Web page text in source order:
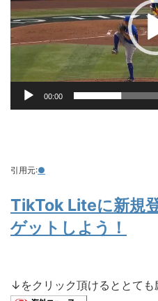
ー
ヤ
ー
00:00
引用元:●
TikTok Liteに新規
ゲットしよう！
↓をクリック頂けるととても